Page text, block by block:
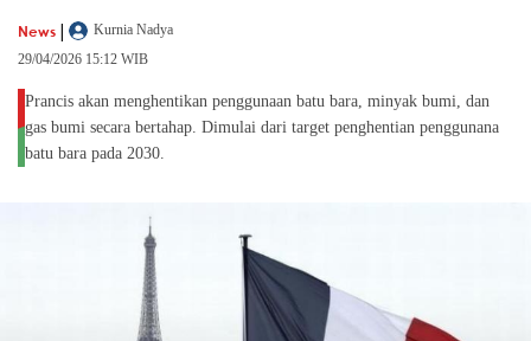
News |
Kurnia Nadya
29/04/2026 15:12 WIB
Prancis akan menghentikan penggunaan batu bara, minyak bumi, dan
gas bumi secara bertahap. Dimulai dari target penghentian penggunana
batu bara pada 2030.